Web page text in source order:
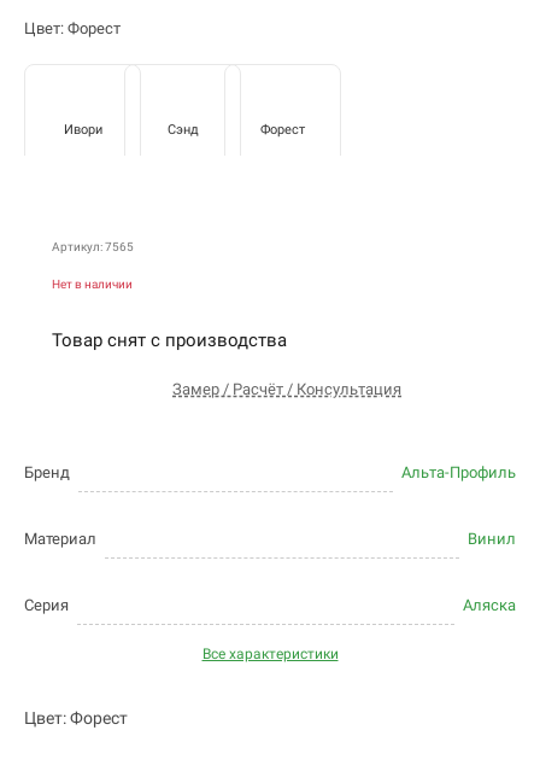
Цвет: Форест
Ивори Сэнд Форест
Артикул: 7565
Нет в наличии
Товар снят с производства
Замер / Расчёт / Консультация
Бренд Альта-Профиль
Материал Винил
Серия Аляска
Все характеристики
Цвет: Форест